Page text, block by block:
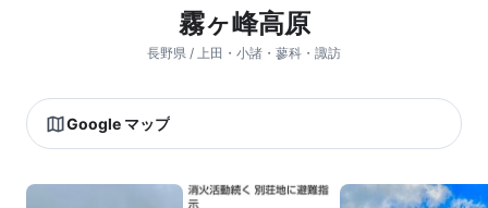
霧ヶ峰高原
長野県 / 上田・小諸・蓼科・諏訪
Google マップ